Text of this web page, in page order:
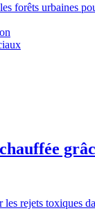
forêts urbaines
rejets toxiques